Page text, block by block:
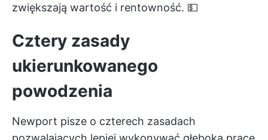
zwiększają wartość i rentowność. 💵
Cztery zasady
ukierunkowanego
powodzenia
Newport pisze o czterech zasadach